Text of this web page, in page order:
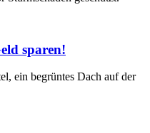
sparen!
ein begrüntes Dach auf der